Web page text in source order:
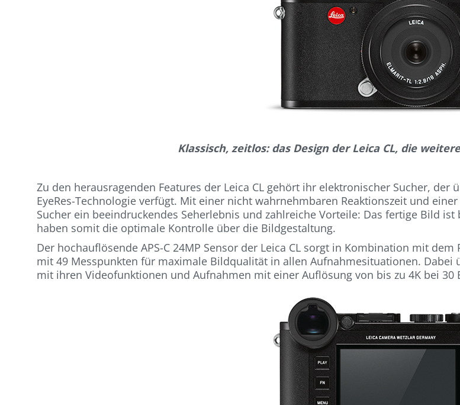
Klassisch, zeitlos: das Design der Leica CL, die
Zu den herausragenden Features der Leica CL gehört ihr elektronischer Sucher,
EyeRes-Technologie verfügt. Mit einer nicht wahrnehmbaren Reaktionszeit und
Sucher ein beeindruckendes Seherlebnis und zahlreiche Vorteile: Das fertige Bild
haben somit die optimale Kontrolle über die Bildgestaltung.
Der hochauflösende APS-C 24MP Sensor der Leica CL sorgt in Kombination mit
mit 49 Messpunkten für maximale Bildqualität in allen Aufnahmesituationen. Dabei
mit ihren Videofunktionen und Aufnahmen mit einer Auflösung von bis zu 4K bei 30